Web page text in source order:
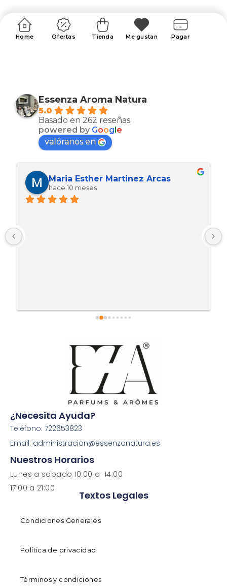
Home Ofertas Tienda Me gustan Pagar
Essenza Aroma Natura
5.0
Basado en 262 reseñas.
powered by Goog e
valóranos en
Maria Esther Martinez Arcas
hace 10 meses
¿Necesita Ayuda?
Teléfono: 722653823
Email: administracion@essenzanatura.es
Nuestros Horarios
Lunes a sabado 10:00 a 14:00
17:00 a 21:00
Textos Legales
Condiciones Generales
Política de privacidad
Términos y condiciones